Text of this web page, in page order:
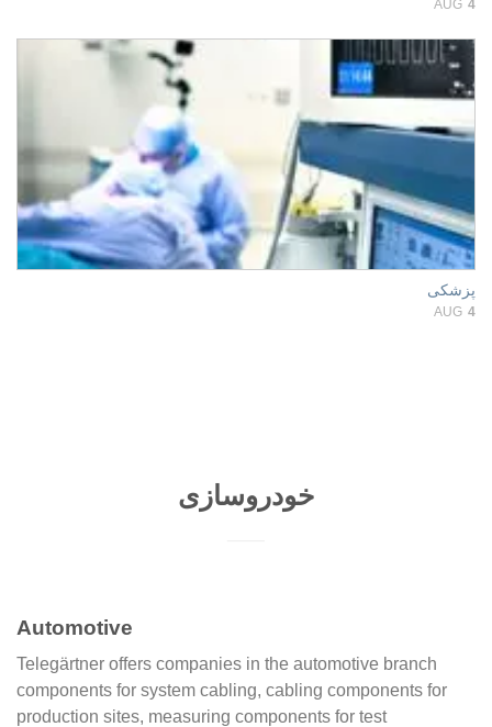
4
AUG
پزشکی
4
AUG
خودروسازی
Automotive
Telegärtner offers companies in the automotive branch
components for system cabling, cabling components for
production sites, measuring components for test